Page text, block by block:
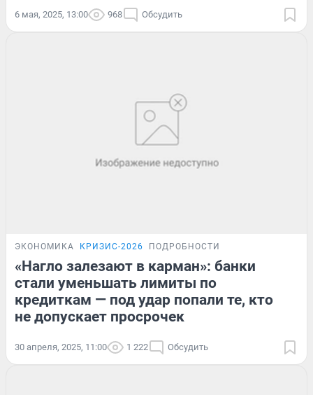
6 мая, 2025, 13:00 968 Обсудить
ЭКОНОМИКА КРИЗИС-2026 ПОДРОБНОСТИ
«Нагло залезают в карман»: банки
стали уменьшать лимиты по
кредиткам — под удар попали те, кто
не допускает просрочек
30 апреля, 2025, 11:00 1 222 Обсудить